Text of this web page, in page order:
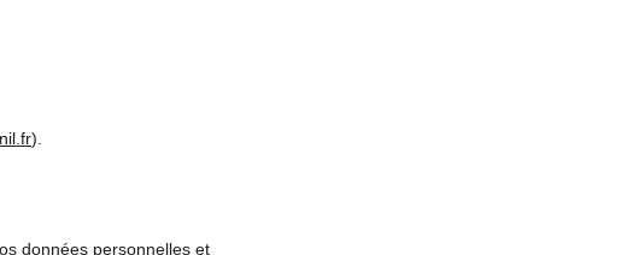
).
données personnelles et